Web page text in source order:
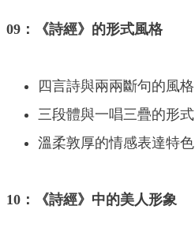
09：《詩經》的形式風格
四言詩與兩兩斷句的風格
三段體與一唱三疊的形式
溫柔敦厚的情感表達特色
10：《詩經》中的美人形象